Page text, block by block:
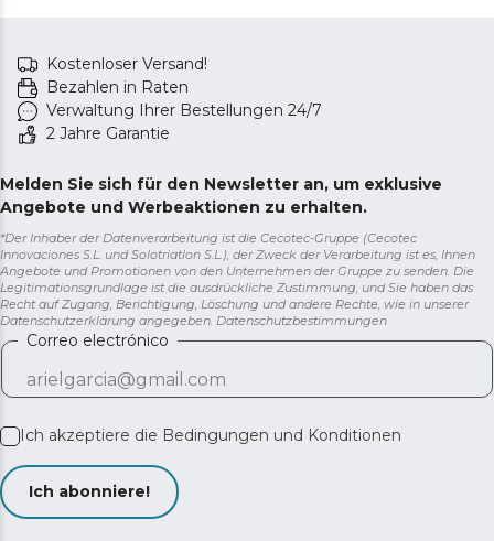
Kostenloser Versand!
Bezahlen in Raten
Verwaltung Ihrer Bestellungen 24/7
2 Jahre Garantie
Melden Sie sich für den Newsletter an, um exklusive
Angebote und Werbeaktionen zu erhalten.
*Der Inhaber der Datenverarbeitung ist die Cecotec-Gruppe (Cecotec
Innovaciones S.L. und Solotriatlon S.L.), der Zweck der Verarbeitung ist es, Ihnen
Angebote und Promotionen von den Unternehmen der Gruppe zu senden. Die
Legitimationsgrundlage ist die ausdrückliche Zustimmung, und Sie haben das
Recht auf Zugang, Berichtigung, Löschung und andere Rechte, wie in unserer
Datenschutzerklärung angegeben. Datenschutzbestimmungen
Correo electrónico
Ich akzeptiere die Bedingungen und Konditionen
Ich abonniere!